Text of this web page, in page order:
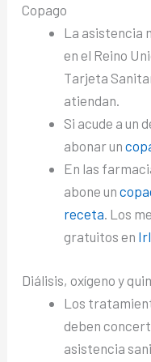
Copago
La asistencia
en el Reino
Tarjeta
atiendan.
Si acude a un
abonar un
En las
abone un
receta. Los
gratuitos en
Diálisis, oxígeno y
Los
deben
asistencia